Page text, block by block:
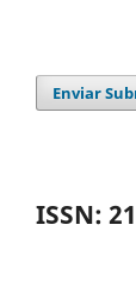
Enviar
ISSN: